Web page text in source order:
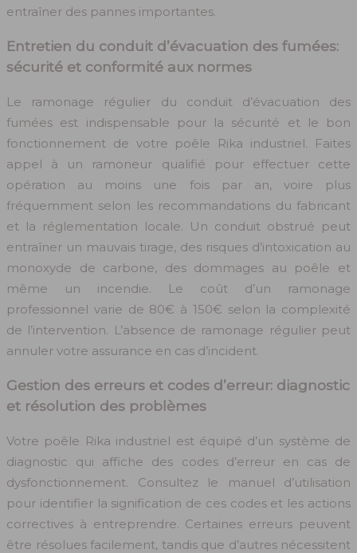
entraîner des pannes importantes.
Entretien du conduit d’évacuation des fumées:
sécurité et conformité aux normes
Le ramonage régulier du conduit d’évacuation des
fumées est indispensable pour la sécurité et le bon
fonctionnement de votre poêle Rika industriel. Faites
appel à un ramoneur qualifié pour effectuer cette
opération au moins une fois par an, voire plus
fréquemment selon les recommandations du fabricant
et la réglementation locale. Un conduit obstrué peut
entraîner un mauvais tirage, des risques d’intoxication au
monoxyde de carbone, des dommages au poêle et
même un incendie. Le coût d’un ramonage
professionnel varie de 80€ à 150€ selon la complexité
de l’intervention. L’absence de ramonage régulier peut
annuler votre assurance en cas d’incident.
Gestion des erreurs et codes d’erreur: diagnostic
et résolution des problèmes
Votre poêle Rika industriel est équipé d’un système de
diagnostic qui affiche des codes d’erreur en cas de
dysfonctionnement. Consultez le manuel d’utilisation
pour identifier la signification de ces codes et les actions
correctives à entreprendre. Certaines erreurs peuvent
être résolues facilement, tandis que d’autres nécessitent